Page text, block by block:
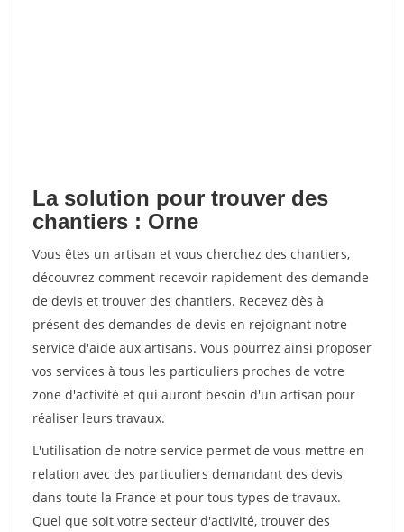
La solution pour trouver des
chantiers : Orne
Vous êtes un artisan et vous cherchez des chantiers,
découvrez comment recevoir rapidement des demande
de devis et trouver des chantiers. Recevez dès à
présent des demandes de devis en rejoignant notre
service d'aide aux artisans. Vous pourrez ainsi proposer
vos services à tous les particuliers proches de votre
zone d'activité et qui auront besoin d'un artisan pour
réaliser leurs travaux.
L'utilisation de notre service permet de vous mettre en
relation avec des particuliers demandant des devis
dans toute la France et pour tous types de travaux.
Quel que soit votre secteur d'activité, trouver des